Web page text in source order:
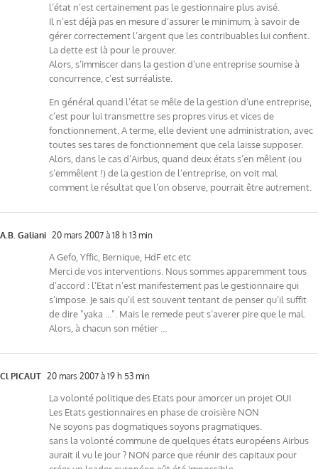
l’état n’est certainement pas le gestionnaire plus avisé.
Il n’est déjà pas en mesure d’assurer le minimum, à savoir de
gérer correctement l’argent que les contribuables lui confient.
La dette est là pour le prouver.
Alors, s’immiscer dans la gestion d’une entreprise soumise à
concurrence, c’est surréaliste.
En général quand l’état se mêle de la gestion d’une entreprise,
c’est pour lui transmettre ses propres virus et vices de
fonctionnement. A terme, elle devient une administration, avec
toutes ses tares de fonctionnement que cela laisse supposer.
Alors, dans le cas d’Airbus, quand deux états s’en mêlent (ou
s’emmêlent !) de la gestion de l’entreprise, on voit mal
comment le résultat que l’on observe, pourrait être autrement.
A.B. Galiani 20 mars 2007 à 18 h 13 min
A Gefo, Yffic, Bernique, HdF etc etc
Merci de vos interventions. Nous sommes apparemment tous
d’accord : l’Etat n’est manifestement pas le gestionnaire qui
s’impose. Je sais qu’il est souvent tentant de penser qu’il suffit
de dire "yaka …". Mais le remede peut s’averer pire que le mal.
Alors, à chacun son métier …
Cl PICAUT 20 mars 2007 à 19 h 53 min
La volonté politique des Etats pour amorcer un projet OUI
Les Etats gestionnaires en phase de croisière NON
Ne soyons pas dogmatiques soyons pragmatiques.
sans la volonté commune de quelques états européens Airbus
aurait il vu le jour ? NON parce que réunir des capitaux pour